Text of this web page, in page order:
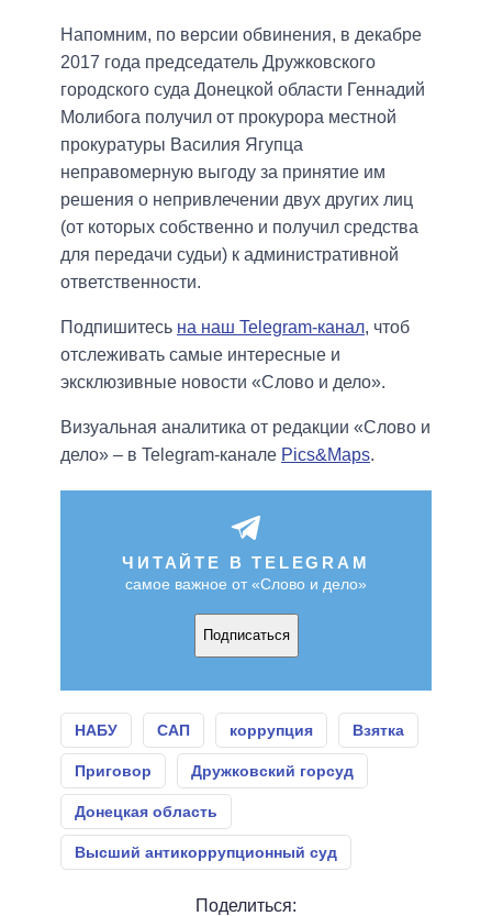
Напомним, по версии обвинения, в декабре
2017 года председатель Дружковского
городского суда Донецкой области Геннадий
Молибога получил от прокурора местной
прокуратуры Василия Ягупца
неправомерную выгоду за принятие им
решения о непривлечении двух других лиц
(от которых собственно и получил средства
для передачи судьи) к административной
ответственности.
Подпишитесь на наш Telegram-канал, чтоб
отслеживать самые интересные и
эксклюзивные новости «Слово и дело».
Визуальная аналитика от редакции «Слово и
дело» – в Telegram-канале Pics&Maps.
ЧИТАЙТЕ В TELEGRAM
самое важное от «Слово и дело»
Подписаться
НАБУ САП коррупция Взятка
Приговор Дружковский горсуд
Донецкая область
Высший антикоррупционный суд
Поделиться: